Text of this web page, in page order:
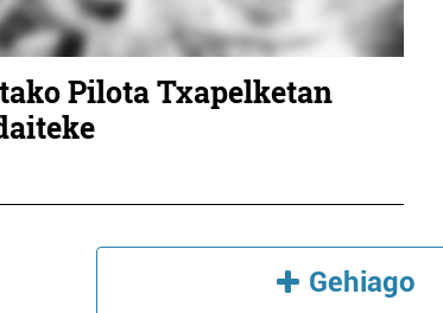
Pilota Txapelketan
Gehiago